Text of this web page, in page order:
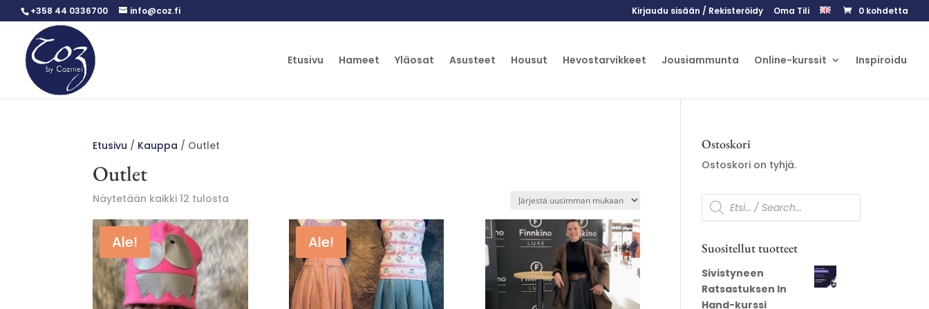
+358 44 0336700 info@coz.fi Kirjaudu sisään / Rekisteröidy Oma Tili 0 kohdetta
Etusivu Hameet Yläosat Asusteet Housut Hevostarvikkeet Jousiammunta Online-kurssit Inspiroidu
Etusivu / Kauppa / Outlet
Outlet
Näytetään kaikki 12 tulosta
latest
Ale! Ale!
Ostoskori
Ostoskori on tyhjä.
Products
search
Suositellut tuotteet
Sivistyneen
Ratsastuksen In
Hand-kurssi